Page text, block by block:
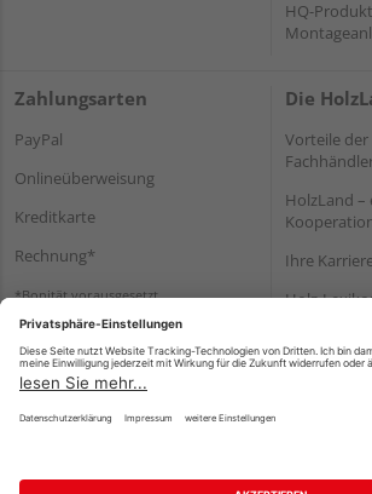
HQ-
Zahlungsarten
PayPal
Onlineüberweisung
Kreditkarte
Rechnung*
*Bonität vorausgesetzt
Die
Vorteile
HolzLand –
Ihre
Holz-
Impressum Datenschutz